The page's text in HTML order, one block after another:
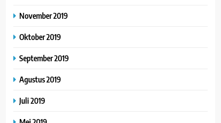
November 2019
Oktober 2019
September 2019
Agustus 2019
Juli 2019